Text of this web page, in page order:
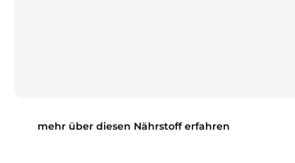
mehr über diesen Nährstoff erfahren